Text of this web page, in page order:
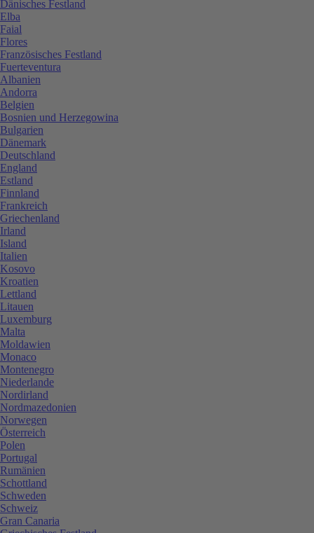
Dänisches Festland
Elba
Faial
Flores
Französisches Festland
Fuerteventura
Albanien
Andorra
Belgien
Bosnien und Herzegowina
Bulgarien
Dänemark
Deutschland
England
Estland
Finnland
Frankreich
Griechenland
Irland
Island
Italien
Kosovo
Kroatien
Lettland
Litauen
Luxemburg
Malta
Moldawien
Monaco
Montenegro
Niederlande
Nordirland
Nordmazedonien
Norwegen
Österreich
Polen
Portugal
Rumänien
Schottland
Schweden
Schweiz
Gran Canaria